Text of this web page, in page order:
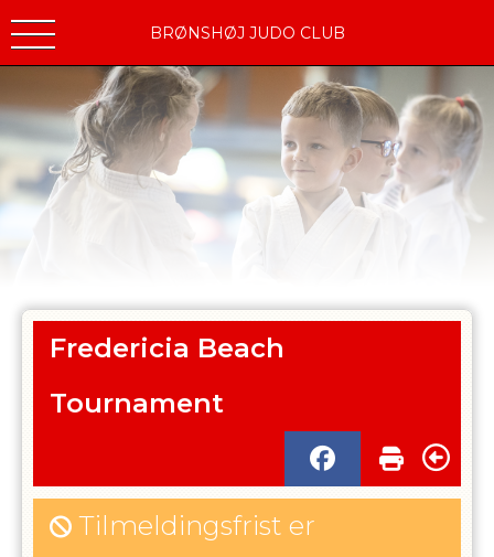
BRØNSHØJ JUDO CLUB
Fredericia Beach
Tournament
Tilmeldingsfrist er